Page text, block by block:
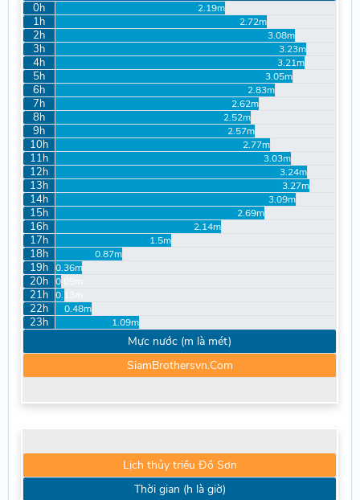
0h 2.19m
1h 2.72m
2h 3.08m
3h 3.23m
4h 3.21m
5h 3.05m
6h 2.83m
7h 2.62m
8h 2.52m
9h 2.57m
10h 2.77m
11h 3.03m
12h 3.24m
13h 3.27m
14h 3.09m
15h 2.69m
16h 2.14m
17h 1.5m
18h 0.87m
19h 0.36m
20h 0.09m
21h 0.13m
22h 0.48m
23h 1.09m
Mực nước (m là mét)
SiamBrothersvn.Com
Lịch thủy triều Đồ Sơn
Thời gian (h là giờ)